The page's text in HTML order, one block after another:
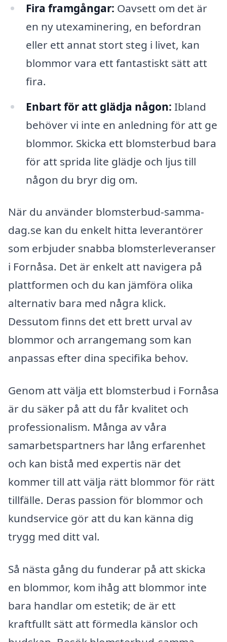
Fira framgångar: Oavsett om det är
en ny utexaminering, en befordran
eller ett annat stort steg i livet, kan
blommor vara ett fantastiskt sätt att
fira.
Enbart för att glädja någon: Ibland
behöver vi inte en anledning för att ge
blommor. Skicka ett blomsterbud bara
för att sprida lite glädje och ljus till
någon du bryr dig om.
När du använder blomsterbud-samma-
dag.se kan du enkelt hitta leverantörer
som erbjuder snabba blomsterleveranser
i Fornåsa. Det är enkelt att navigera på
plattformen och du kan jämföra olika
alternativ bara med några klick.
Dessutom finns det ett brett urval av
blommor och arrangemang som kan
anpassas efter dina specifika behov.
Genom att välja ett blomsterbud i Fornåsa
är du säker på att du får kvalitet och
professionalism. Många av våra
samarbetspartners har lång erfarenhet
och kan bistå med expertis när det
kommer till att välja rätt blommor för rätt
tillfälle. Deras passion för blommor och
kundservice gör att du kan känna dig
trygg med ditt val.
Så nästa gång du funderar på att skicka
en blommor, kom ihåg att blommor inte
bara handlar om estetik; de är ett
kraftfullt sätt att förmedla känslor och